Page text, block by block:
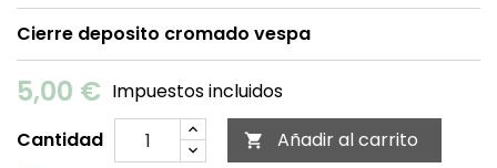
Cierre deposito cromado vespa
5,00 € Impuestos incluidos
Cantidad
 Añadir al carrito